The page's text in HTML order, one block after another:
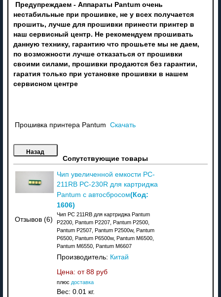
Предупреждаем - Аппараты Pantum очень
нестабильные при прошивке, не у всех получается
прошить, лучше для прошивки принести принтер в
наш сервисный центр. Не рекомендуем прошивать
данную технику, гарантию что прошьете мы не даем,
по возможности лучше отказаться от прошивки
своими силами, прошивки продаются без гарантии,
гаратия только при установке прошивки в нашем
сервисном центре
Прошивка принтера Pantum Скачать
Сопутствующие товары
Отзывов (6)
Чип увеличенной емкости PC-
211RB PC-230R для картриджа
Pantum с автосбросом(Код:
1606)
Чип PC 211RB для картриджа Pantum
P2200, Pantum P2207, Pantum P2500,
Pantum P2507, Pantum P2500w, Pantum
P6500, Pantum P6500w, Pantum M6500,
Pantum M6550, Pantum M6607
Производитель: Китай
Цена: от 88 руб
плюс доставка
Вес: 0.01 кг.